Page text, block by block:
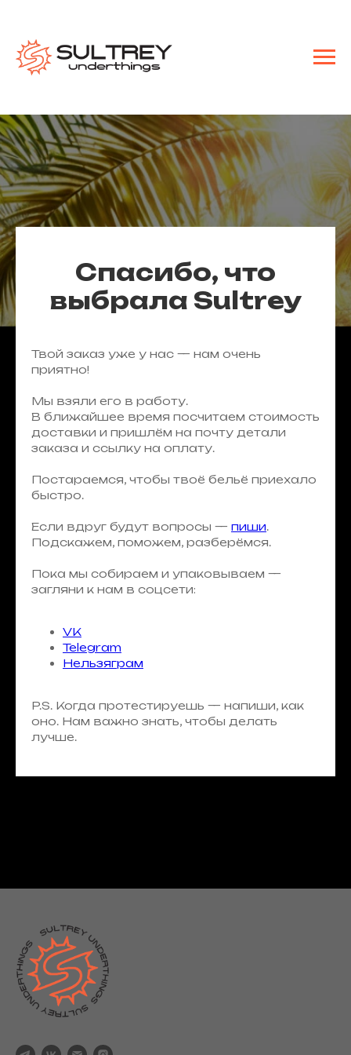
Спасибо, что
выбрала Sultrey
Твой заказ уже у нас — нам очень
приятно!
Мы взяли его в работу.
В ближайшее время посчитаем стоимость
доставки и пришлём на почту детали
заказа и ссылку на оплату.
Постараемся, чтобы твоё бельё приехало
быстро.
Если вдруг будут вопросы — пиши.
Подскажем, поможем, разберёмся.
Пока мы собираем и упаковываем —
загляни к нам в соцсети:
VK
Telegram
Нельзяграм
P.S. Когда протестируешь — напиши, как
оно. Нам важно знать, чтобы делать
лучше.